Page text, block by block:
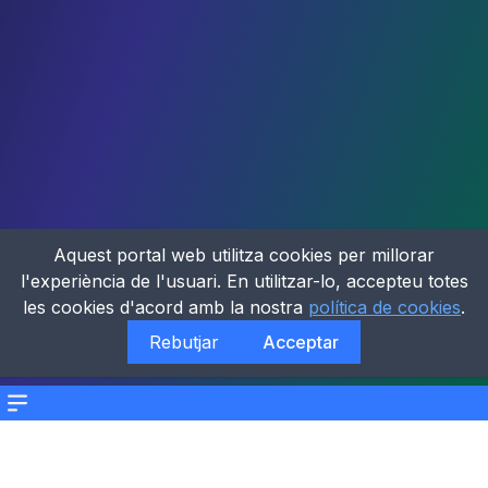
Menu
Aquest portal web utilitza cookies per millorar
l'experiència de l'usuari. En utilitzar-lo, accepteu totes
les cookies d'acord amb la nostra política de cookies.
Rebutjar
Acceptar